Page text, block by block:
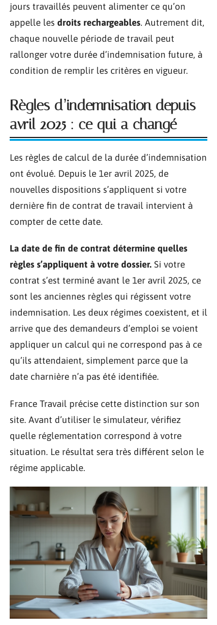
jours travaillés peuvent alimenter ce qu’on
appelle les droits rechargeables. Autrement dit,
chaque nouvelle période de travail peut
rallonger votre durée d’indemnisation future, à
condition de remplir les critères en vigueur.
Règles d’indemnisation depuis
avril 2025 : ce qui a changé
Les règles de calcul de la durée d’indemnisation
ont évolué. Depuis le 1er avril 2025, de
nouvelles dispositions s’appliquent si votre
dernière fin de contrat de travail intervient à
compter de cette date.
La date de fin de contrat détermine quelles
règles s’appliquent à votre dossier. Si votre
contrat s’est terminé avant le 1er avril 2025, ce
sont les anciennes règles qui régissent votre
indemnisation. Les deux régimes coexistent, et il
arrive que des demandeurs d’emploi se voient
appliquer un calcul qui ne correspond pas à ce
qu’ils attendaient, simplement parce que la
date charnière n’a pas été identifiée.
France Travail précise cette distinction sur son
site. Avant d’utiliser le simulateur, vérifiez
quelle réglementation correspond à votre
situation. Le résultat sera très différent selon le
régime applicable.